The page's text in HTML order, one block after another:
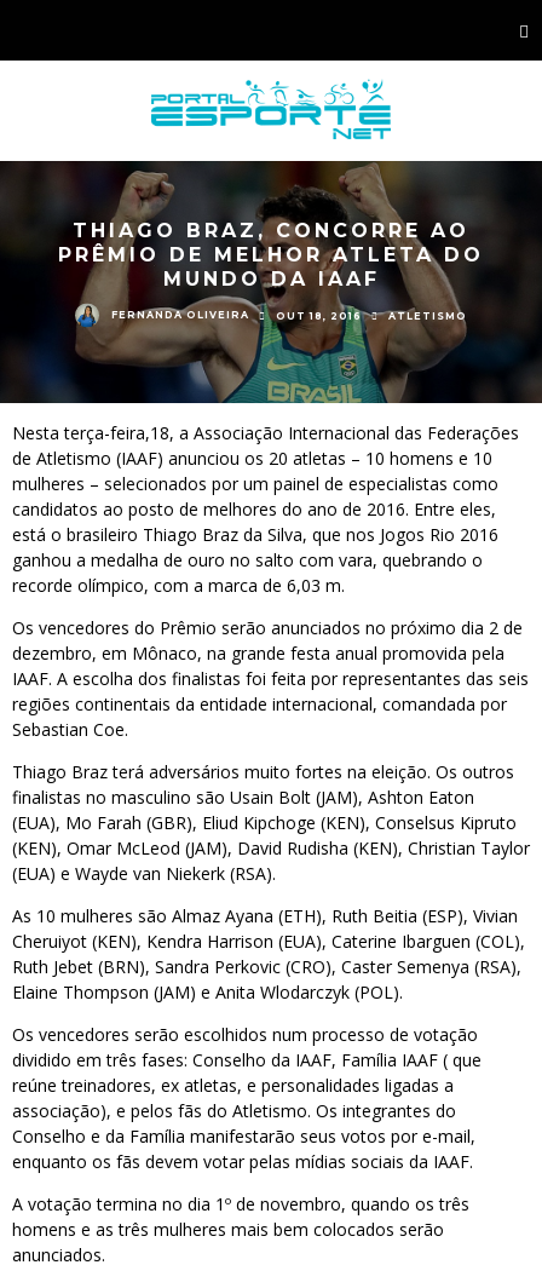
THIAGO BRAZ, CONCORRE AO
PRÊMIO DE MELHOR ATLETA DO
MUNDO DA IAAF
FERNANDA OLIVEIRA OUT 18, 2016 ATLETISMO
Nesta terça-feira,18, a Associação Internacional das Federações
de Atletismo (IAAF) anunciou os 20 atletas – 10 homens e 10
mulheres – selecionados por um painel de especialistas como
candidatos ao posto de melhores do ano de 2016. Entre eles,
está o brasileiro Thiago Braz da Silva, que nos Jogos Rio 2016
ganhou a medalha de ouro no salto com vara, quebrando o
recorde olímpico, com a marca de 6,03 m.
Os vencedores do Prêmio serão anunciados no próximo dia 2 de
dezembro, em Mônaco, na grande festa anual promovida pela
IAAF. A escolha dos finalistas foi feita por representantes das seis
regiões continentais da entidade internacional, comandada por
Sebastian Coe.
Thiago Braz terá adversários muito fortes na eleição. Os outros
finalistas no masculino são Usain Bolt (JAM), Ashton Eaton
(EUA), Mo Farah (GBR), Eliud Kipchoge (KEN), Conselsus Kipruto
(KEN), Omar McLeod (JAM), David Rudisha (KEN), Christian Taylor
(EUA) e Wayde van Niekerk (RSA).
As 10 mulheres são Almaz Ayana (ETH), Ruth Beitia (ESP), Vivian
Cheruiyot (KEN), Kendra Harrison (EUA), Caterine Ibarguen (COL),
Ruth Jebet (BRN), Sandra Perkovic (CRO), Caster Semenya (RSA),
Elaine Thompson (JAM) e Anita Wlodarczyk (POL).
Os vencedores serão escolhidos num processo de votação
dividido em três fases: Conselho da IAAF, Família IAAF ( que
reúne treinadores, ex atletas, e personalidades ligadas a
associação), e pelos fãs do Atletismo. Os integrantes do
Conselho e da Família manifestarão seus votos por e-mail,
enquanto os fãs devem votar pelas mídias sociais da IAAF.
A votação termina no dia 1º de novembro, quando os três
homens e as três mulheres mais bem colocados serão
anunciados.